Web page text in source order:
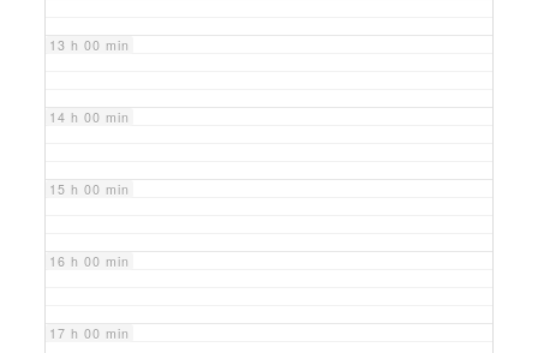
13 h 00 min
14 h 00 min
15 h 00 min
16 h 00 min
17 h 00 min